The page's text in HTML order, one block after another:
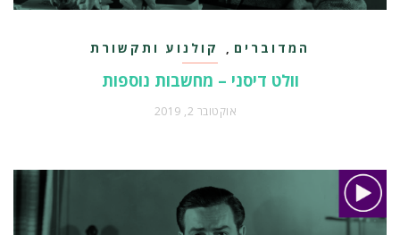
המדוברים , קולנוע ותקשורת
וולט דיסני – מחשבות נוספות
אוקטובר 2, 2019